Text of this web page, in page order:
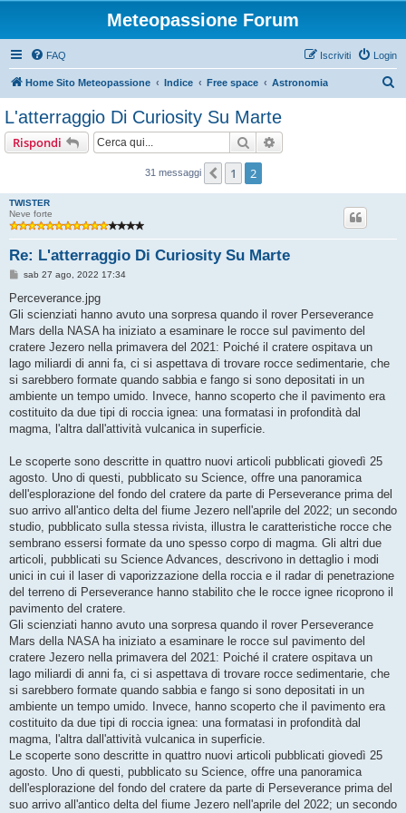
Meteopassione Forum
FAQ Login
Iscriviti
Home Sito Meteopassione Indice Free space Astronomia
L'atterraggio Di Curiosity Su Marte
Rispondi Cerca
31 messaggi Precedente
1 2
TWISTER
Neve forte
Re: L'atterraggio Di Curiosity Su Marte
M
s
a
g
i
o
sab 27 ago, 2022 17:34
Perceverance.jpg
Gli scienziati hanno avuto una sorpresa quando il rover Perseverance
Mars della NASA ha iniziato a esaminare le rocce sul pavimento del
cratere Jezero nella primavera del 2021: Poiché il cratere ospitava un
lago miliardi di anni fa, ci si aspettava di trovare rocce sedimentarie, che
si sarebbero formate quando sabbia e fango si sono depositati in un
ambiente un tempo umido. Invece, hanno scoperto che il pavimento era
costituito da due tipi di roccia ignea: una formatasi in profondità dal
magma, l'altra dall'attività vulcanica in superficie.
Le scoperte sono descritte in quattro nuovi articoli pubblicati giovedì 25
agosto. Uno di questi, pubblicato su Science, offre una panoramica
dell'esplorazione del fondo del cratere da parte di Perseverance prima del
suo arrivo all'antico delta del fiume Jezero nell'aprile del 2022; un secondo
studio, pubblicato sulla stessa rivista, illustra le caratteristiche rocce che
sembrano essersi formate da uno spesso corpo di magma. Gli altri due
articoli, pubblicati su Science Advances, descrivono in dettaglio i modi
unici in cui il laser di vaporizzazione della roccia e il radar di penetrazione
del terreno di Perseverance hanno stabilito che le rocce ignee ricoprono il
pavimento del cratere.
Gli scienziati hanno avuto una sorpresa quando il rover Perseverance
Mars della NASA ha iniziato a esaminare le rocce sul pavimento del
cratere Jezero nella primavera del 2021: Poiché il cratere ospitava un
lago miliardi di anni fa, ci si aspettava di trovare rocce sedimentarie, che
si sarebbero formate quando sabbia e fango si sono depositati in un
ambiente un tempo umido. Invece, hanno scoperto che il pavimento era
costituito da due tipi di roccia ignea: una formatasi in profondità dal
magma, l'altra dall'attività vulcanica in superficie.
Le scoperte sono descritte in quattro nuovi articoli pubblicati giovedì 25
agosto. Uno di questi, pubblicato su Science, offre una panoramica
dell'esplorazione del fondo del cratere da parte di Perseverance prima del
suo arrivo all'antico delta del fiume Jezero nell'aprile del 2022; un secondo